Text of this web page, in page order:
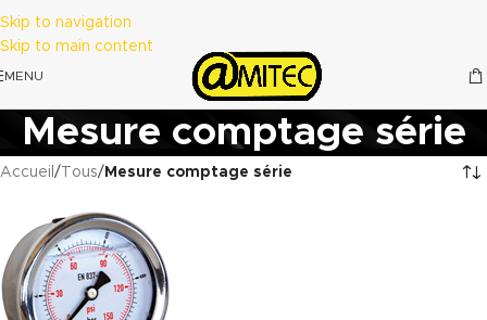
Skip to navigation
Skip to main content
MENU
Mesure comptage série
Accueil / Tous/ Mesure comptage série